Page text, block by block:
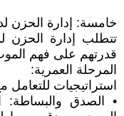
خامسة: إدارة الحزن
تتطلب إدارة الحزن
قدرتهم على فهم
المرحلة العمرية:
استراتيجيات
• الصدق والبساطة: